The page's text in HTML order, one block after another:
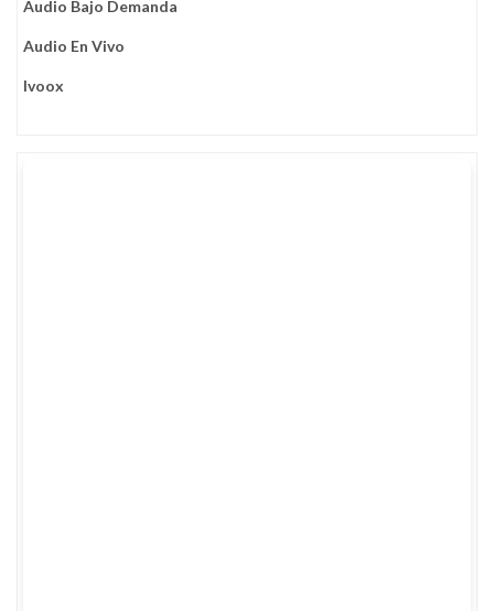
Audio Bajo Demanda
Audio En Vivo
Ivoox